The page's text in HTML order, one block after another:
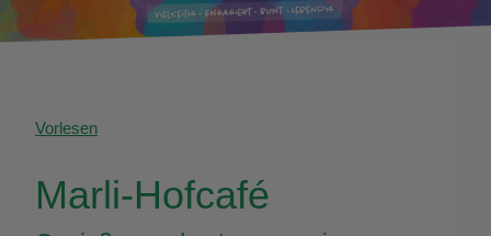
Vorlesen
Marli-Hofcafé